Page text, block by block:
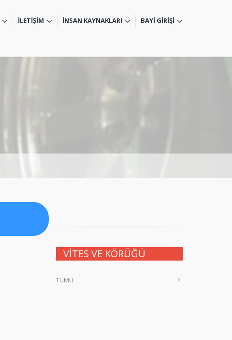
İLETİŞİM İNSAN KAYNAKLARI BAYİ GİRİŞİ
VİTES VE KÖRÜĞÜ
TÜMÜ